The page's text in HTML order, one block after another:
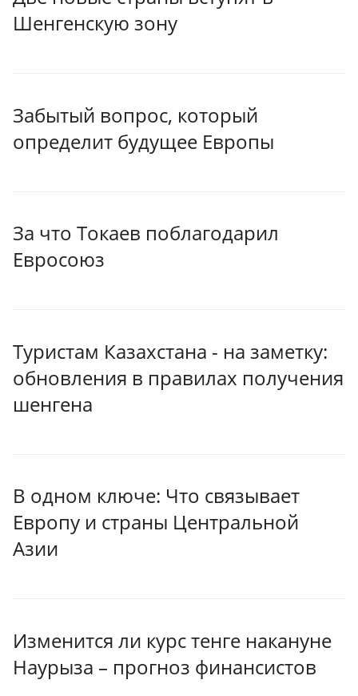
Шенгенскую зону
Забытый вопрос, который
определит будущее Европы
За что Токаев поблагодарил
Евросоюз
Туристам Казахстана - на заметку:
обновления в правилах получения
шенгена
В одном ключе: Что связывает
Европу и страны Центральной
Азии
Изменится ли курс тенге накануне
Наурыза – прогноз финансистов